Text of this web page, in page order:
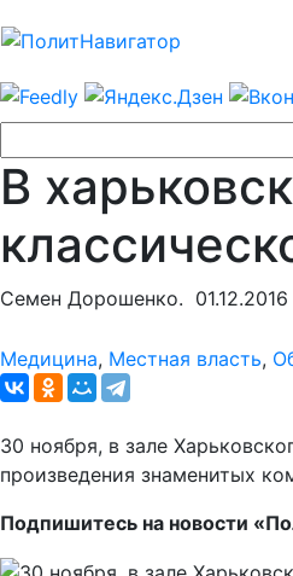
В
Семен Дорошенко.
Медицина, Местная власть,
30 ноября, в зале
произведения знаменитых
Подпишитесь на новости